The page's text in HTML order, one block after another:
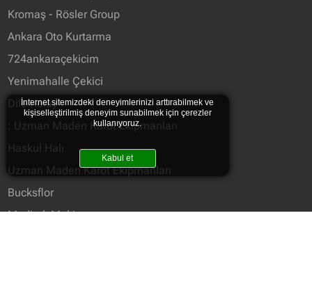
Kromaş - Rösler Group
Ankara Oto Kurtarma
724ankaraçekicim
Yenimahalle Çekici
Dile Kolay
: Uzman Maden Karot Ekipmanları
Haskul Halı
Uzman Maden Karot Ekipmanları
Bucksflor
Meditek Makine
İnternet sitemizdeki deneyimlerinizi arttırabilmek ve
kişiselleştirilmiş deneyim sunabilmek için çerezler
kullanıyoruz.
Kabul et